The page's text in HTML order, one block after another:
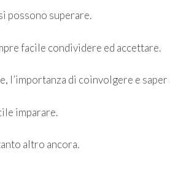
possono superare.
facile condividere ed accettare.
l’importanza di coinvolgere e
imparare.
altro ancora.